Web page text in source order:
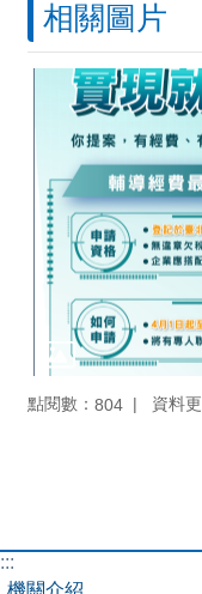
相關圖片
點閱數： 804 資料
:::
機關介紹